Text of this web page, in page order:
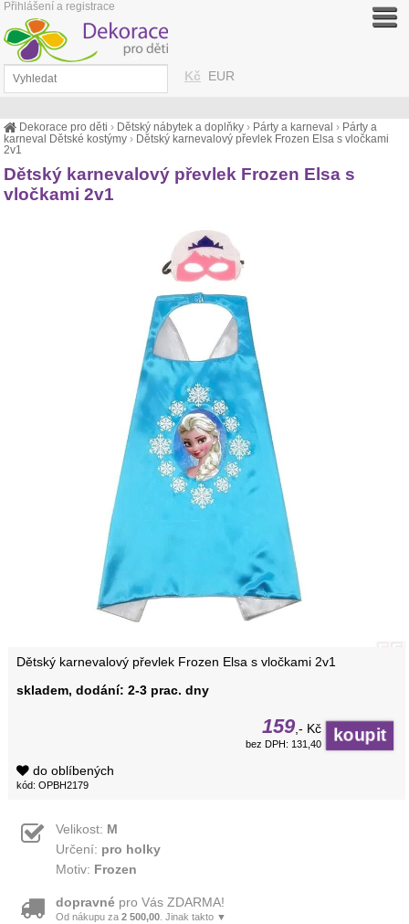
Dekorace pro děti › Dětský nábytek a doplňky › Párty a karneval › Párty a
karneval Dětské kostýmy › Dětský karnevalový převlek Frozen Elsa s vločkami
2v1
Dětský karnevalový převlek Frozen Elsa s
vločkami 2v1
Dětský karnevalový převlek Frozen Elsa s vločkami 2v1
skladem, dodání: 2-3 prac. dny
159,- Kč
bez DPH: 131,40
do oblíbených
kód: OPBH2179
Velikost: M
Určení: pro holky
Motiv: Frozen
dopravnépro Vás ZDARMA!
Od nákupu za 2 500,00. Jinak takto ▼
Kč EUR
Přihlášení a registrace